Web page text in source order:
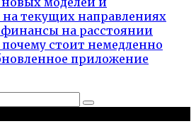
на текущих направлениях
на расстоянии
стоит немедленно
приложение